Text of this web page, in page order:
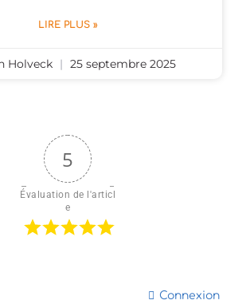
LIRE PLUS »
Holveck 25 septembre 2025
5
Évaluation de l'articl
e
Connexion